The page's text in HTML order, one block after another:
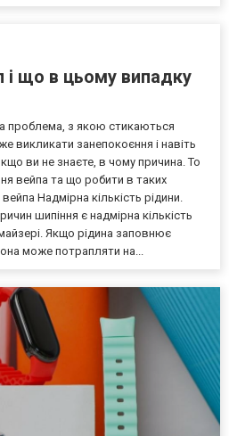
що в цьому випадку
проблема, з якою стикаються
викликати занепокоєння і навіть
ви не знаєте, в чому причина. То
вейпа та що робити в таких
Надмірна кількість рідини.
шипіння є надмірна кількість
Якщо рідина заповнює
може потрапляти на...